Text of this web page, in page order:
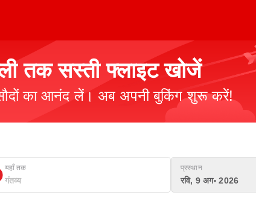
तक सस्ती फ्लाइट खोजें
का आनंद लें। अब अपनी बुकिंग शुरू करें!
यहाँ तक प्रस्थान
रवि, 9 अग॰ 2026